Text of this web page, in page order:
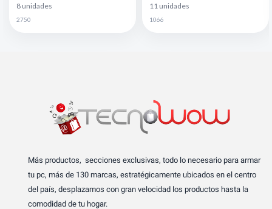
8 unidades
2750
11 unidades
1066
Más productos, secciones exclusivas, todo lo necesario para armar
tu pc, más de 130 marcas, estratégicamente ubicados en el centro
del país, desplazamos con gran velocidad los productos hasta la
comodidad de tu hogar.